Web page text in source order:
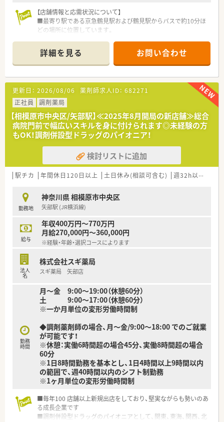
【店舗情報と応需状況について】
■最寄り駅である京急鶴見駅および鶴見駅からバスで約10分ほ
どの場所に位置しています。
おり、1日に約50枚を扱います。
■薬剤師は常勤3名と事務員1名が在籍しており、常時2～3名体
制で業務にあたります。
【法人特徴について】
■神奈川県を中心に首都圏や群馬県などで地域に密着した店舗
展開を進めている法人です。
■大学との共同研究や学会発表を積極的に行い、医療費削減への
貢献も目指しています。
■近年はドラッグストア併設型店舗の出店も進めており、OTC販
売にも注力しています。
【求人情報について】
■年収は450万円から600万円を想定しており、ご経験や能力を
十分に考慮し優遇します。
与に反映されやすいです。
■月5万円の住宅手当や退職金制度など、安心して長く働ける福
利厚生が整っています。
【こんな取り組みをしています】
■病院の薬剤部での研修や、医師との合同勉強会など、質の高い
学びの機会を提供しています。
員間交流を図っています。
■会社のYouTubeチャンネル運営などを店舗スタッフ主導で行
詳細を見る お問い合わせ
更新日： 2026/08/06 薬剤師求人ID： 682271
正社員
調剤薬局
【相模原市中央区/矢部駅】≪2025年8月開局の新店舗≫総合
病院門前で幅広いスキルを身に付けられます◎未経験の方
もOK！調剤併設型ドラッグのパイオニア！
検討リストに追加
駅チカ 年間休日120日以上 土日休み(相談可含む) 週32h以上
勤務地
神奈川県 相模原市中央区
矢部駅 (JR横浜線)
給与
年収400万円～770万円
月給270,000円～360,000円
※経験・年齢・選択コースによります
法人
名
株式会社スギ薬局
スギ薬局 矢部店
勤務
時間
月～金 9:00～19:00（休憩60分）
土 9:00～17:00（休憩60分）
※一か月単位の変形労働時間制
◆調剤薬剤師の場合、月～金/9:00～18:00 でのご就業
が可能です！
※休憩：実働6時間超の場合45分、実働8時間超の場合
60分
※1日8時間勤務を基本とし、1日4時間以上9時間以内
の範囲で、週40時間以内のシフト制勤務
※1ヶ月単位の変形労働時間制
■毎年100 店舗以上新規出店をしており、堅実ながらも勢いのあ
る成長企業です
■調剤併設型ドラッグのパイオニアとして、関東、東海、関西、北